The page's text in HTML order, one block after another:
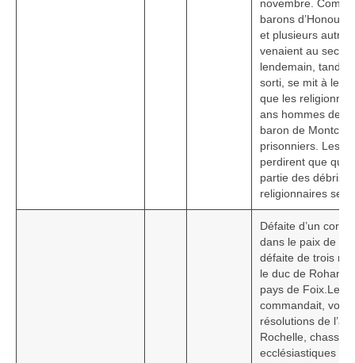
novembre.
barons d’Honous
et plusieurs
venaient au
lendemain, tandis
sorti, se mit à leur
que les
ans hommes de
baron de
prisonniers. Les
perdirent que
partie des débris
religionnaires se
Défaite d’un
dans le paix de
défaite de trois
le duc de Rohan
pays de Foix.Le
commandait,
résolutions de
Rochelle, chassa
ecclésiastiques et